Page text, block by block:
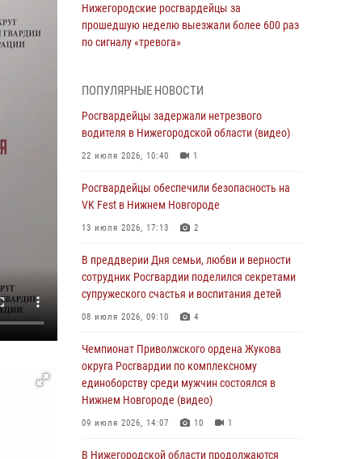
Нижегородские росгвардейцы за
прошедшую неделю выезжали более 600 раз
по сигналу «тревога»
В Нижегородской области сотрудники
Росгвардии «по горячим следам» задержали
правонарушителя за стрельбу
17 июля 2026, 05:17
В Нижегородской области продолжаются
мероприятия в рамках всероссийской
ведомственной акции «Каникулы с
16 июля 2026, 05:00
Росгвардейцы обеспечили безопасность на
VK Fest в Нижнем Новгороде
Нижегородские росгвардейцы за
прошедшую неделю выезжали более 750 раз
по сигналу «тревога»
13 июля 2026, 06:45
Росгвардейцы предотвратили серию краж в
ПОПУЛЯРНЫЕ НОВОСТИ
Росгвардейцы задержали нетрезвого
водителя в Нижегородской области (видео)
22 июля 2026, 10:40 1
Росгвардейцы обеспечили безопасность на
VK Fest в Нижнем Новгороде
13 июля 2026, 17:13 2
В преддверии Дня семьи, любви и верности
сотрудник Росгвардии поделился секретами
супружеского счастья и воспитания детей
08 июля 2026, 09:10 4
Чемпионат Приволжского ордена Жукова
округа Росгвардии по комплексному
единоборству среди мужчин состоялся в
Нижнем Новгороде (видео)
09 июля 2026, 14:07 10 1
В Нижегородской области продолжаются